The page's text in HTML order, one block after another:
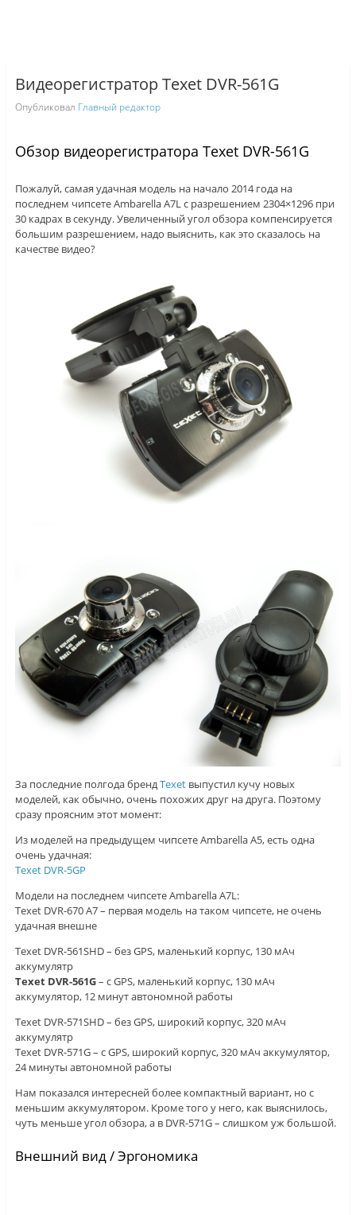
Видеорегистратор Texet DVR-561G
Опубликовал Главный редактор
Обзор видеорегистратора Texet DVR-561G
Пожалуй, самая удачная модель на начало 2014 года на
последнем чипсете Ambarella A7L с разрешением 2304×1296 при
30 кадрах в секунду. Увеличенный угол обзора компенсируется
большим разрешением, надо выяснить, как это сказалось на
качестве видео?
За последние полгода брендTexetвыпустил кучу новых
моделей, как обычно, очень похожих друг на друга. Поэтому
сразу проясним этот момент:
Из моделей на предыдущем чипсете Ambarella A5, есть одна
очень удачная:
Texet DVR-5GP
Модели на последнем чипсете Ambarella A7L:
Texet DVR-670 A7 – первая модель на таком чипсете, не очень
удачная внешне
Texet DVR-561SHD – без GPS, маленький корпус, 130 мАч
аккумулятр
Texet DVR-561G– с GPS, маленький корпус, 130 мАч
аккумулятор, 12 минут автономной работы
Texet DVR-571SHD – без GPS, широкий корпус, 320 мАч
аккумулятр
Texet DVR-571G – с GPS, широкий корпус, 320 мАч аккумулятор,
24 минуты автономной работы
Нам показался интересней более компактный вариант, но с
меньшим аккумулятором. Кроме того у него, как выяснилось,
чуть меньше угол обзора, а в DVR-571G – слишком уж большой.
Внешний вид / Эргономика